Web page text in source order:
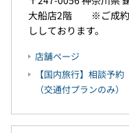
大船店2階 ※ご成約
ししております。
店舗ページ
【国内旅行】相談予約
（交通付プランのみ）